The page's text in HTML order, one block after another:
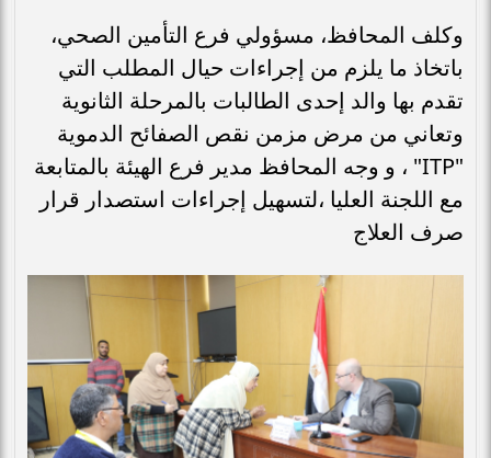
وكلف المحافظ، مسؤولي فرع التأمين الصحي،
باتخاذ ما يلزم من إجراءات حيال المطلب التي
تقدم بها والد إحدى الطالبات بالمرحلة الثانوية
وتعاني من مرض مزمن نقص الصفائح الدموية
"ITP" ، و وجه المحافظ مدير فرع الهيئة بالمتابعة
مع اللجنة العليا ،لتسهيل إجراءات استصدار قرار
صرف العلاج